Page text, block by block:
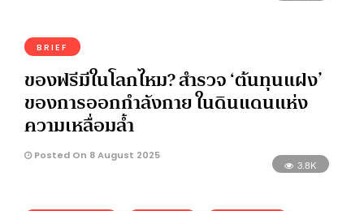
BRIEF
ของฟรีมีในโลกไหม? สำรวจ ‘ต้นทุนแฝง’
ของการออกกำลังกาย ในดินแดนแห่ง
ความเหลื่อมล้ำ
Posted On 8 August 2025
3.8K